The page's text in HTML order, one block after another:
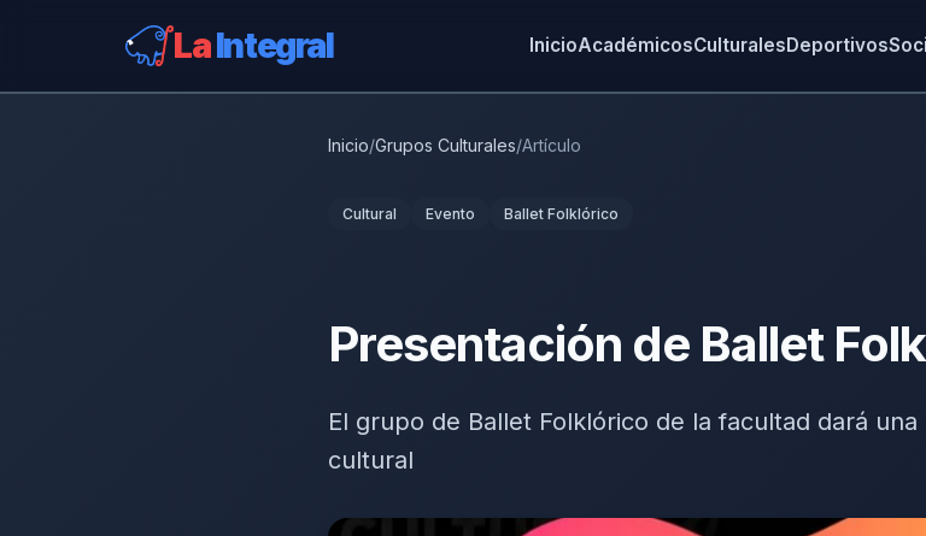
LaIntegral InicioAcadémicosCulturalesDeportivos
Inicio/Grupos Culturales/Artículo
Cultural Evento Ballet Folklórico
Presentación de Ballet
El grupo de Ballet Folklórico de la facultad dará
cultural